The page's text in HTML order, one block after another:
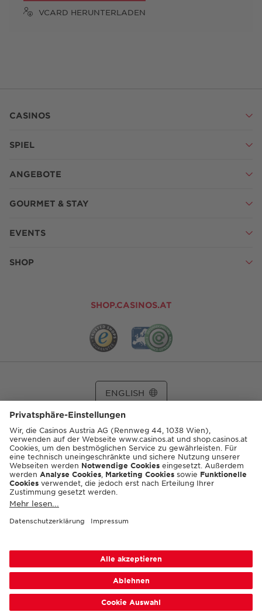
VCARD HERUNTERLADEN
CASINOS
SPIEL
ANGEBOTE
GOURMET & STAY
EVENTS
SHOP
SHOP.CASINOS.AT
© 2026 Casinos Austria AG
ENGLISH
Cookie-Einstellungen Responsible Disclosure Impressum Sitemap FAQ
Shop AGB
Kontakt